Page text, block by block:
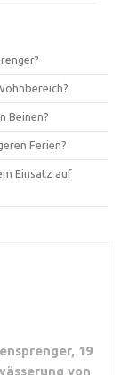
Beinen?
Ferien?
Einsatz auf
19
von